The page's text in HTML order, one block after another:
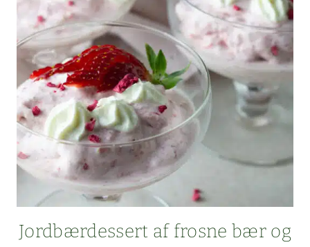
Jord­bærdessert af frosne bær og